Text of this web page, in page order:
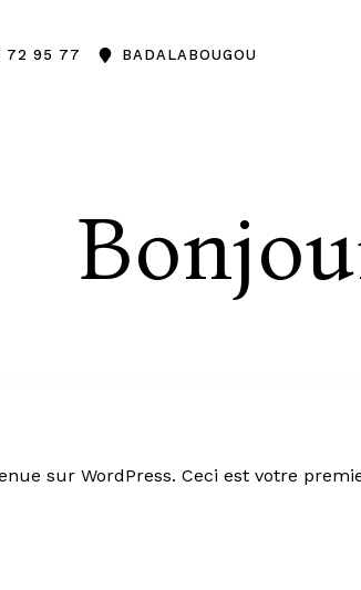
72 95 77 BADALABOUGOU
sur WordPress. Ceci est votre